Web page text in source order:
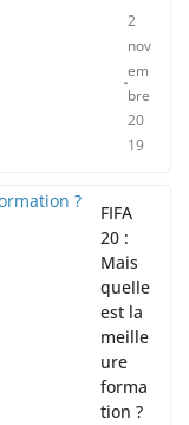
2
nov
em
bre
20
19
FIFA
20 :
Mais
quelle
est la
meille
ure
forma
tion ?